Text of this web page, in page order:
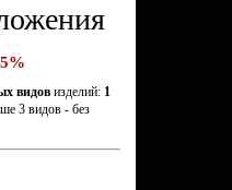
видов изделий: 1
3 видов - без